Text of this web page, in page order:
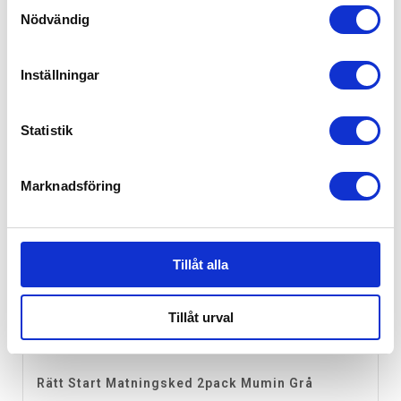
Nödvändig
Inställningar
Statistik
Marknadsföring
Tillåt alla
Tillåt urval
Rätt Start Matningsked 2pack Mumin Grå